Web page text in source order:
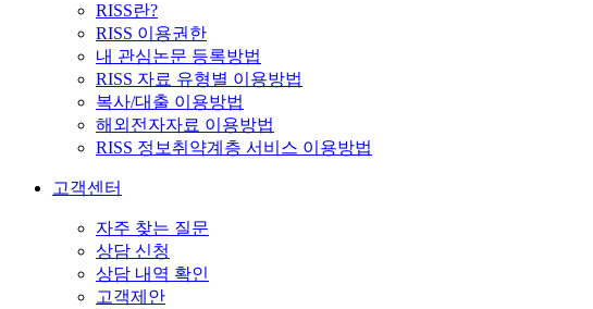
RISS란?
RISS 이용권한
내 관심논문 등록방법
RISS 자료 유형별 이용방법
복사/대출 이용방법
해외전자자료 이용방법
RISS 정보취약계층 서비스 이용방법
고객센터
자주 찾는 질문
상담 신청
상담 내역 확인
고객제안